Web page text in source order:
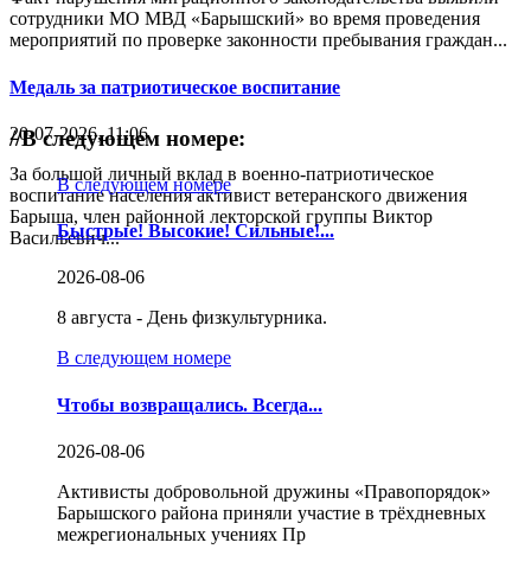
сотрудники МО МВД «Барышский» во время проведения
мероприятий по проверке законности пребывания граждан...
Медаль за патриотическое воспитание
20-07-2026, 11:06
За большой личный вклад в военно-патриотическое
воспитание населения активист ветеранского движения
Барыша, член районной лекторской группы Виктор
Васильевич...
//В следующем номере:
В следующем номере
Быстрые! Высокие! Сильные!...
2026-08-06
8 августа - День физкультурника.
В следующем номере
Чтобы возвращались. Всегда...
2026-08-06
Активисты добровольной дружины «Правопорядок»
Барышского района приняли участие в трёхдневных
межрегиональных учениях Пр